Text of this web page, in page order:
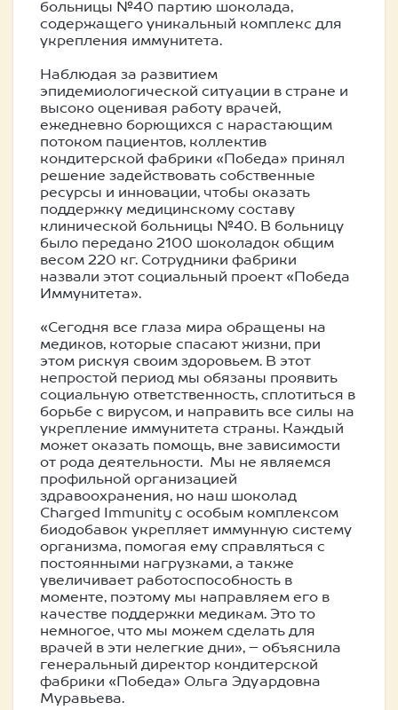
больницы №40 партию шоколада,
содержащего уникальный комплекс для
укрепления иммунитета.
Наблюдая за развитием
эпидемиологической ситуации в стране и
высоко оценивая работу врачей,
ежедневно борющихся с нарастающим
потоком пациентов, коллектив
кондитерской фабрики «Победа» принял
решение задействовать собственные
ресурсы и инновации, чтобы оказать
поддержку медицинскому составу
клинической больницы №40. В больницу
было передано 2100 шоколадок общим
весом 220 кг. Сотрудники фабрики
назвали этот социальный проект «Победа
Иммунитета».
«Сегодня все глаза мира обращены на
медиков, которые спасают жизни, при
этом рискуя своим здоровьем. В этот
непростой период мы обязаны проявить
социальную ответственность, сплотиться в
борьбе с вирусом, и направить все силы на
укрепление иммунитета страны. Каждый
может оказать помощь, вне зависимости
от рода деятельности. Мы не являемся
профильной организацией
здравоохранения, но наш шоколад
Charged Immunity с особым комплексом
биодобавок укрепляет иммунную систему
организма, помогая ему справляться с
постоянными нагрузками, а также
увеличивает работоспособность в
моменте, поэтому мы направляем его в
качестве поддержки медикам. Это то
немногое, что мы можем сделать для
врачей в эти нелегкие дни», – объяснила
генеральный директор кондитерской
фабрики «Победа» Ольга Эдуардовна
Муравьева.